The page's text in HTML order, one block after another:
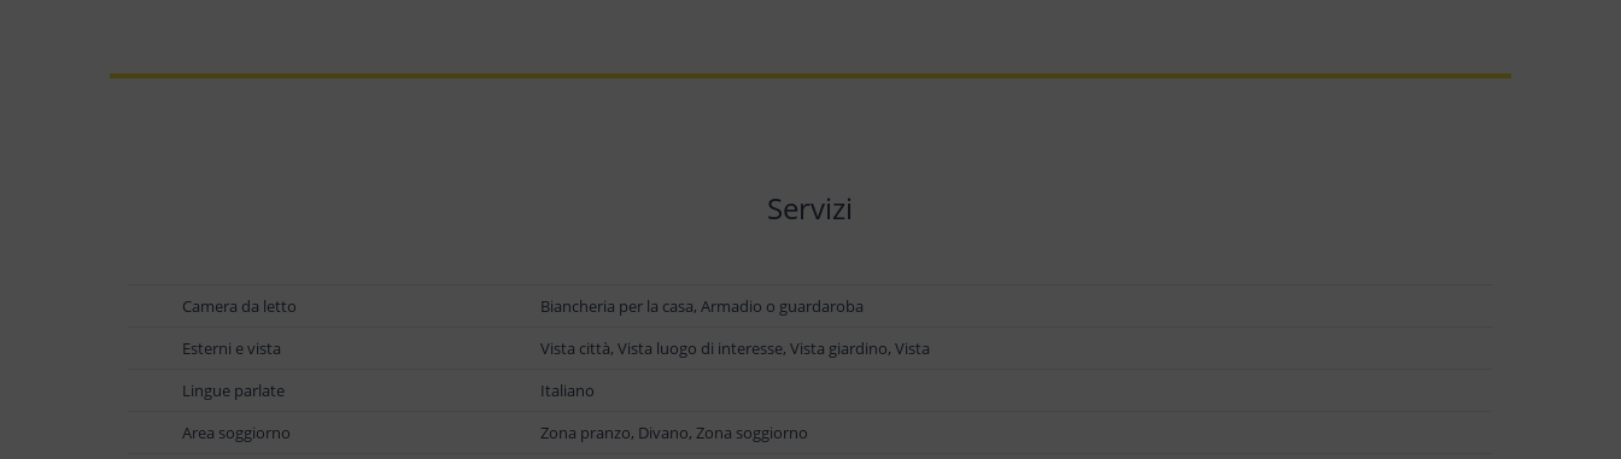
Servizi
Camera da letto
Biancheria per la casa, Armadio o guardaroba
Esterni e vista
Vista città, Vista luogo di interesse, Vista giardino, Vista
Lingue parlate
Italiano
Area soggiorno
Zona pranzo, Divano, Zona soggiorno